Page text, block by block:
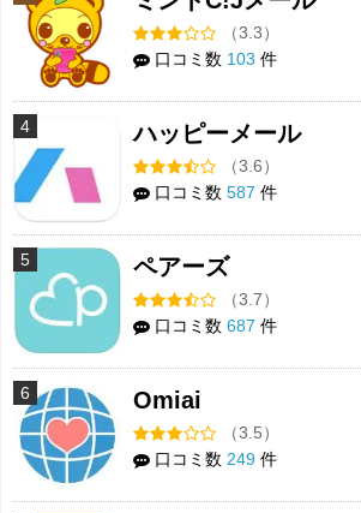
（3.3）
口コミ数 103 件
4 ハッピーメール
（3.6）
口コミ数 587 件
5 ペアーズ
（3.7）
口コミ数 687 件
6 Omiai
（3.5）
口コミ数 249 件